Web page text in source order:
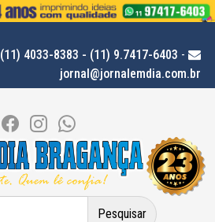
(11) 4033-8383 - (11) 9.7417-6403 -
jornal@jornalemdia.com.br